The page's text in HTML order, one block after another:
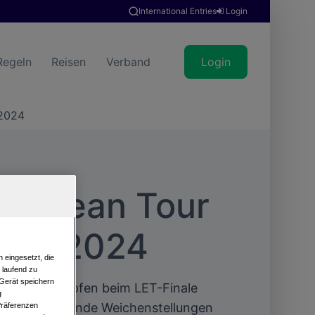
International Entries Login
Reisen Verband Login
Tour
2024
kämpfen beim LET-Finale
entscheidende Weichenstellungen
eingesetzt, die
laufend zu
speichern